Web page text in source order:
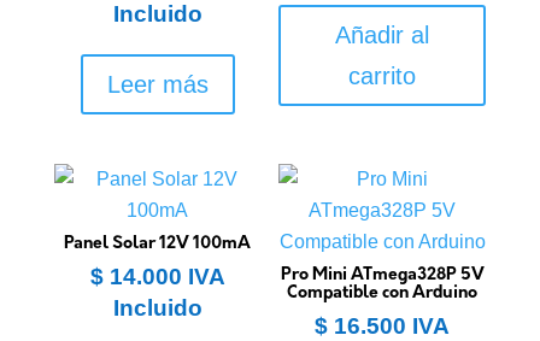
Incluido
Leer más
Añadir al
carrito
Panel Solar 12V 100mA
$14.000 IVA
Incluido
Pro Mini ATmega328P 5V
Compatible con Arduino
$ 16.500 IVA